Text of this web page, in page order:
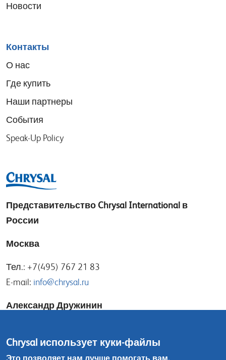
Новости
Контакты
О нас
Где купить
Наши партнеры
События
Speak-Up Policy
Представительство Chrysal International в
России
Москва
Тел.: +7(495) 767 21 83
E-mail: info@chrysal.ru
Александр Дружинин
Игорь Носов
Chrysal использует куки-файлы